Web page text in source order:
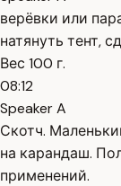
верёвки или
натянуть тент,
Вес 100 г.
08:12
Speaker A
Скотч.
на карандаш.
применений.